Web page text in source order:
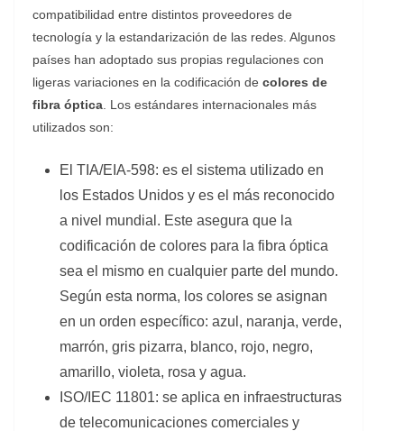
compatibilidad entre distintos proveedores de
tecnología y la estandarización de las redes. Algunos
países han adoptado sus propias regulaciones con
ligeras variaciones en la codificación de colores de
fibra óptica . Los estándares internacionales más
utilizados son:
El TIA/EIA-598: es el sistema utilizado en
los Estados Unidos y es el más reconocido
a nivel mundial. Este asegura que la
codificación de colores para la fibra óptica
sea el mismo en cualquier parte del mundo.
Según esta norma, los colores se asignan
en un orden específico: azul, naranja, verde,
marrón, gris pizarra, blanco, rojo, negro,
amarillo, violeta, rosa y agua.
ISO/IEC 11801: se aplica en infraestructuras
de telecomunicaciones comerciales y